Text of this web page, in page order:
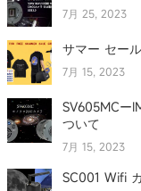
7月 25, 2023
サマー セー
7月 15, 2023
SV605MCー
ついて
7月 15, 2023
SC001 Wifi